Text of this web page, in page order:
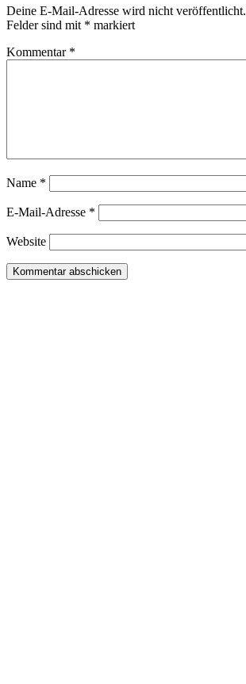
Deine E-Mail-Adresse wird nicht veröffentlicht.
Felder sind mit * markiert
Kommentar *
Name *
E-Mail-Adresse *
Website